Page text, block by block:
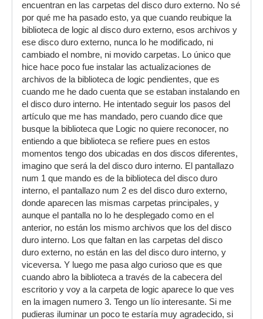
encuentran en las carpetas del disco duro externo. No sé
por qué me ha pasado esto, ya que cuando reubique la
biblioteca de logic al disco duro externo, esos archivos y
ese disco duro externo, nunca lo he modificado, ni
cambiado el nombre, ni movido carpetas. Lo único que
hice hace poco fue instalar las actualizaciones de
archivos de la biblioteca de logic pendientes, que es
cuando me he dado cuenta que se estaban instalando en
el disco duro interno. He intentado seguir los pasos del
artículo que me has mandado, pero cuando dice que
busque la biblioteca que Logic no quiere reconocer, no
entiendo a que biblioteca se refiere pues en estos
momentos tengo dos ubicadas en dos discos diferentes,
imagino que será la del disco duro interno. El pantallazo
num 1 que mando es de la biblioteca del disco duro
interno, el pantallazo num 2 es del disco duro externo,
donde aparecen las mismas carpetas principales, y
aunque el pantalla no lo he desplegado como en el
anterior, no están los mismo archivos que los del disco
duro interno. Los que faltan en las carpetas del disco
duro externo, no están en las del disco duro interno, y
viceversa. Y luego me pasa algo curioso que es que
cuando abro la biblioteca a través de la cabecera del
escritorio y voy a la carpeta de logic aparece lo que ves
en la imagen numero 3. Tengo un lío interesante. Si me
pudieras iluminar un poco te estaría muy agradecido, si